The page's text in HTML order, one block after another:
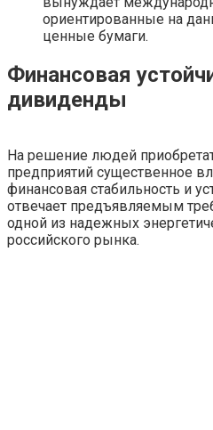
ориентированные на
ценные бумаги.
Финансовая
дивиденды
На решение людей
предприятий существенное
финансовая стабильность и
отвечает предъявляемым
одной из надежных
российского рынка.